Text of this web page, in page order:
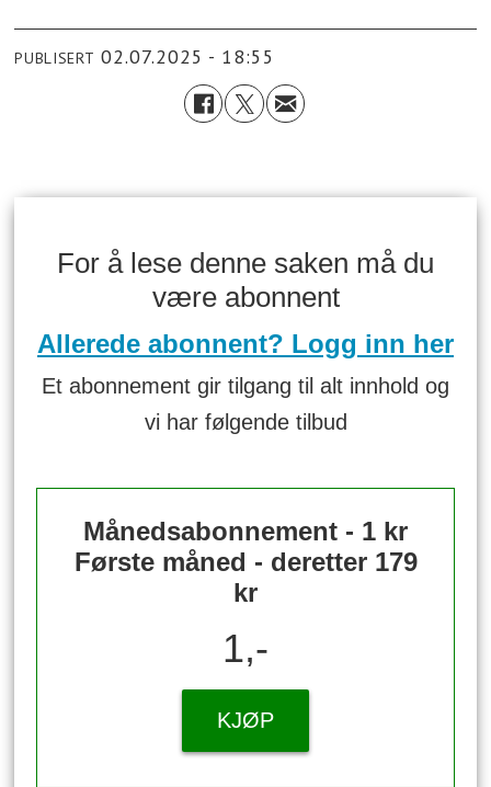
PUBLISERT 02.07.2025 - 18:55
For å lese denne saken må du
være abonnent
Allerede abonnent? Logg inn her
Et abonnement gir tilgang til alt innhold og
vi har følgende tilbud
Månedsabonnement - 1 kr
Første måned - deretter 179
kr
1,-
KJØP